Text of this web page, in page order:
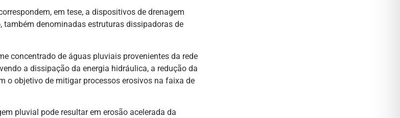
em tese, a dispositivos de drenagem
denominadas estruturas dissipadoras de
concentrado de águas pluviais provenientes da rede
a dissipação da energia hidráulica, a redução da
o objetivo de mitigar processos erosivos na faixa de
pluvial pode resultar em erosão acelerada da